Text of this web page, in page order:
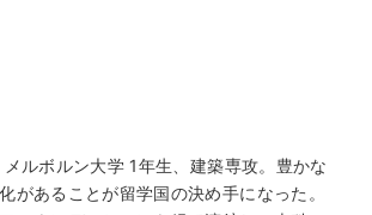
ルボルン大学 1年生、建築専攻。豊かな
があることが留学国の決め手になった。